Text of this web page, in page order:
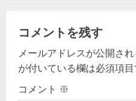
v
i
g
コメントを残す
メールアドレスが公開され
が付いている欄は必須項
コメント ※